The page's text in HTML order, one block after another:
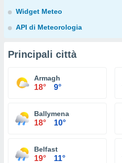
Widget Meteo
API di Meteorologia
Principali città
Armagh
18° 9°
Ballymena
18° 10°
Belfast
19° 11°